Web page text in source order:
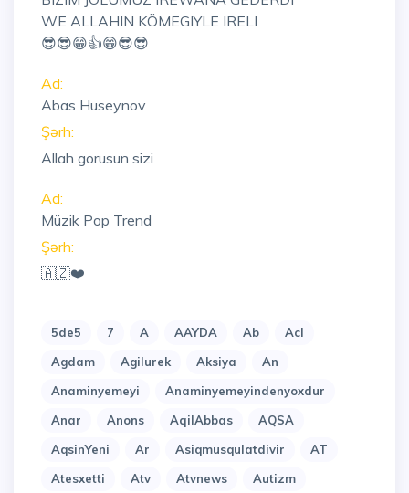
WE ALLAHIN KÖMEGIYLE IRELI
😎😎😁👍😁😎😎
Ad:
Abas Huseynov
Şərh:
Allah gorusun sizi
Ad:
Müzik Pop Trend
Şərh:
🇦🇿❤️
5de5 7 A AAYDA Ab
Acl
Agdam
Agilurek Aksiya
An
Anaminyemeyi
Anaminyemeyindenyoxdur
Anar
Anons AqilAbbas
AQSA
AqsinYeni
Ar Asiqmusqulatdivir
AT
Atesxetti
Atv Atvnews
Autizm